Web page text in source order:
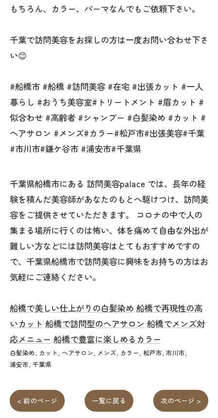
もちろん、カラー、パーマなんでもご依頼下さい。
千葉で訪問美容をお探しの方は一度お問い合わせ下さ
い😊
#船橋市 #船橋 #訪問美容 #在宅 #出張カット #一人
暮らし #おうち美容室#トリートメント #眉カット #
似合わせ #高齢者 #シャンプー #白髪染め #カット #
ヘアサロン #メンズ#カラー#松戸市#出張美容#千葉
#市川市#鎌ケ谷市 #浦安市#千葉県
千葉県船橋市にある 訪問美容palace では、長年の経
験を積んだ美容師があなたのもとへ駆けつけ、訪問美
容をご提供させていただきます。 コロナの中で人の
集まる場所に行くのは怖い、体を痛めて自由な外出が
難しい方などには訪問美容はとてもおすすめですの
で、千葉県船橋市で訪問美容に興味をお持ちの方はお
気軽にご連絡ください。
船橋で美しい仕上がりの白髪染め 船橋で再現性の高
いカット 船橋で訪問型のヘアサロン 船橋でメンズ対
応メニュー 船橋で豊富に楽しめるカラー
白髪染め カット ヘアサロン メンズ カラー 松戸市 市川市
浦安市 千葉県
< 前のページ 一覧に戻る 次のページ >